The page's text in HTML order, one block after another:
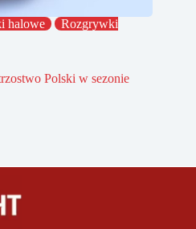
halowe
Rozgrywki
Polski w sezonie